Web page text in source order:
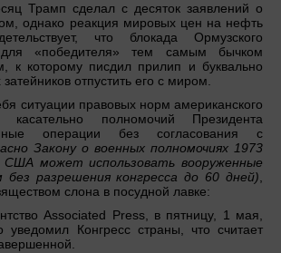
Трамп сделал с десяток заявлений о
однако реакция мировых цен на нефть
что блокада Ормузского
«победителя» тем самым бычком
к которому писдил прилип и буквально
отпустить его с миром.
ситуации правовых норм американского
касательно полномочий Президента
операции без согласования с
Закону о военных полномочиях 1973
США может использовать вооруженные
разрешения конгресса до 60 дней),
слона в посудной лавке:
Associated Press, в пятницу, 1 мая,
уведомил Конгресс страны, что считает